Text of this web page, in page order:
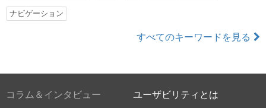
ナビゲーション
すべてのキーワードを見る
コラム＆インタビュー ユーザビリティとは